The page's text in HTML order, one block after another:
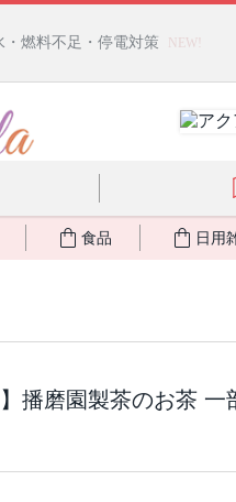
・燃料不足・停電対策 NEW!
食品 日用
播磨園製茶のお茶